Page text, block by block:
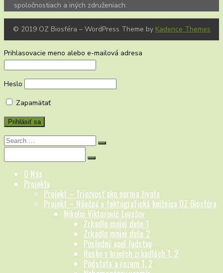
spoločnostiach a iných združeniach.
© 2019 OZ Biosféra – WordPress Theme by Kadence Themes
Prihlasovacie meno alebo e-mailová adresa
Heslo
Zapamätať
Search
for:
O Nás
Projekty
Projekt – Triezvosť ako norma života
Projekt – Náučná a faktografická knižnica OZ Biosféra
Nikolaj Viktorovič Levašov
Zrkadlo mojej duše 1
Zrkadlo mojej duše 2
Posledný apel ľudstvu
Rusko v krivých zrkadlách 1, 2
Podstata a rozum 1, 2